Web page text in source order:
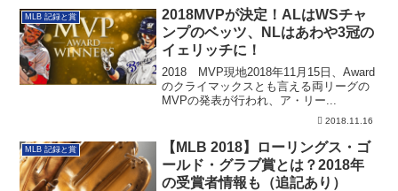
MLB 記録と賞
2018MVPが決定！ALはWSチャ
ンプのベッツ、NLはあわや3冠の
イェリッチに！
2018 MVP現地2018年11月15日、Award
のクライマックスとも言える両リーグの
MVPの発表が行われ、ア・リー...
2018.11.16
MLB 記録と賞
【MLB 2018】ローリングス・ゴ
ールド・グラブ賞とは？2018年
の受賞者情報も（追記あり）